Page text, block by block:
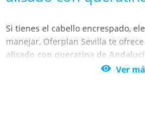
Si tienes el cabello encrespado,
manejar, Oferplan Sevilla te
alisado con queratina de
obtén la mejor apariencia gracias
 Ver